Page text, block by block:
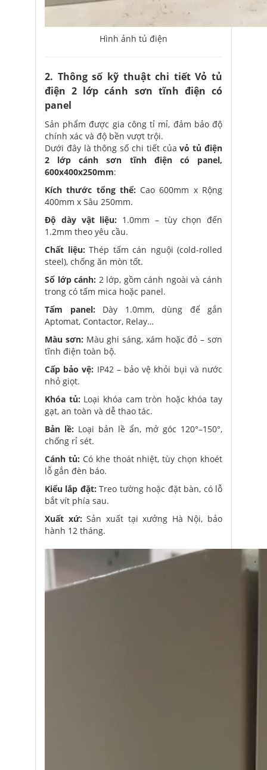
Hình ảnh tủ điện
2. Thông số kỹ thuật chi tiết Vỏ tủ
điện 2 lớp cánh sơn tĩnh điện có
panel
Sản phẩm được gia công tỉ mỉ, đảm bảo độ
chính xác và độ bền vượt trội.
Dưới đây là thông số chi tiết củavỏ tủ điện
2 lớp cánh sơn tĩnh điện có panel,
600x400x250mm:
Kích thước tổng thể: Cao 600mm x Rộng
400mm x Sâu 250mm.
Độ dày vật liệu: 1.0mm – tùy chọn đến
1.2mm theo yêu cầu.
Chất liệu: Thép tấm cán nguội (cold-rolled
steel), chống ăn mòn tốt.
Số lớp cánh: 2 lớp, gồm cánh ngoài và cánh
trong có tấm mica hoặc panel.
Tấm panel: Dày 1.0mm, dùng để gắn
Aptomat, Contactor, Relay…
Màu sơn: Màu ghi sáng, xám hoặc đỏ – sơn
tĩnh điện toàn bộ.
Cấp bảo vệ: IP42 – bảo vệ khỏi bụi và nước
nhỏ giọt.
Khóa tủ: Loại khóa cam tròn hoặc khóa tay
gạt, an toàn và dễ thao tác.
Bản lề: Loại bản lề ẩn, mở góc 120°–150°,
chống rỉ sét.
Cánh tủ: Có khe thoát nhiệt, tùy chọn khoét
lỗ gắn đèn báo.
Kiểu lắp đặt: Treo tường hoặc đặt bàn, có lỗ
bắt vít phía sau.
Xuất xứ: Sản xuất tại xưởng Hà Nội, bảo
hành 12 tháng.